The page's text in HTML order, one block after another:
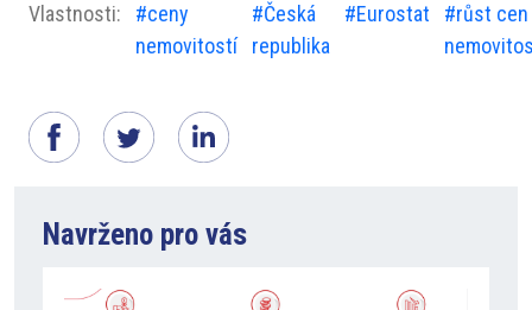
Vlastnosti:
#ceny
nemovitostí
#Česká
republika
#Eurostat
#růst cen
Navrženo pro vás